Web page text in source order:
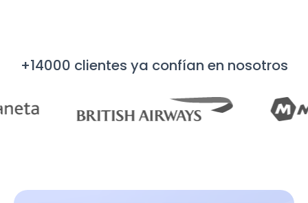
+14000 clientes ya confían en nosotros